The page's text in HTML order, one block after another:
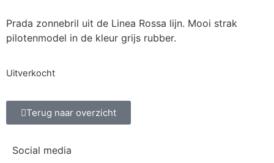
Prada zonnebril uit de Linea Rossa lijn. Mooi strak
pilotenmodel in de kleur grijs rubber.
Uitverkocht
Terug naar overzicht
Social media